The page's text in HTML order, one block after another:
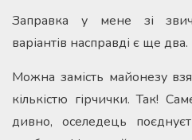
Заправка у мене зі
варіантів насправді є ще два.
Можна замість майонезу
кількістю гірчички. Так!
дивно, оселедець